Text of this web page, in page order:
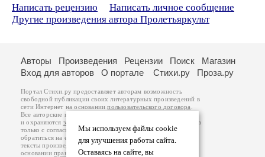
Написать рецензию
Написать личное сообщение
Другие произведения автора Пролетъяркульт
Мы используем файлы cookie
для улучшения работы сайта.
Оставаясь на сайте, вы
Авторы Произведения Рецензии Поиск
Магазин
Вход для авторов
О портале Стихи.ру Проза.ру
Портал Стихи.ру предоставляет авторам возможность
свободной публикации своих литературных произведений в
сети Интернет на основаниипользовательского договора
Все авторские права на произведения принадлежат авторам
и охраняются законом
. Перепечатка произведений возможна
только с согласия его автора, к которому вы можете
обратиться на его авторской странице. Ответственность за
тексты произведений авторы несут самостоятельно на
основанииправил публикацииизаконодательства